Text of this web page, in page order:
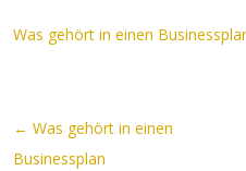
Was gehört in einen
Beitrags-Navigation
← Was gehört in einen
Businessplan